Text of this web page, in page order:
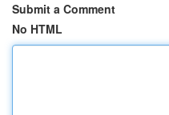
Submit a Comment
No HTML